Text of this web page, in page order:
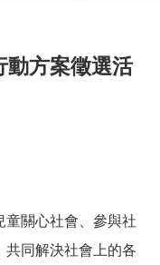
方案徵選活
童關心社會、參與社
共同解決社會上的各